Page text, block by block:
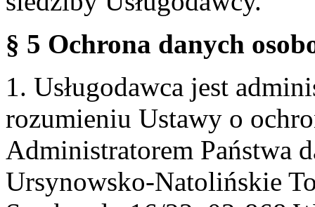
§ 5 Ochrona danych
1. Usługodawca jest
rozumieniu Ustawy o
Administratorem Państwa
Ursynowsko-Natolińskie